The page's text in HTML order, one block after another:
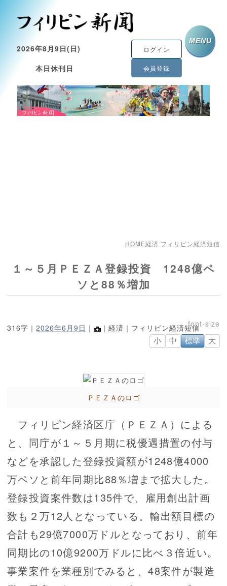
2026年8月9日(日)
本日休刊日
ログイン
会員登録
MENU
HOME経済 フィリピン経済短信
１～５月ＰＥＺＡ登録投資 1248億ペ
ソと88％増加
316字｜ 2026年6月9日 ｜ ｜経済｜フィリピン経済短信
小 中 標準 大
ＰＥＺＡのロゴ
フィリピン経済区庁（ＰＥＺＡ）による
と、同庁が１～５月期に税優遇措置の付与
などを承認した登録投資額が1248億4000
万ペソと前年同期比88％増まで拡大した。
登録投資案件数は135件で、雇用創出計画
数も２万12人となっている。輸出額目標の
合計も29億7000万ドルとなっており、前年
同期比の10億9200万ドルに比べ３倍近い。
事業案件を業種別でみると、48案件が製造